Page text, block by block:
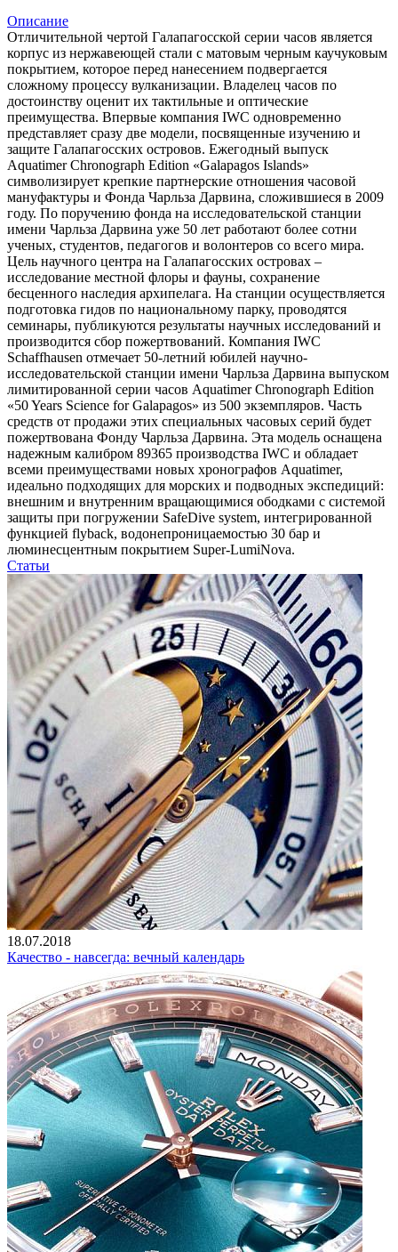
Описание
Отличительной чертой Галапагосской серии часов является
корпус из нержавеющей стали с матовым черным каучуковым
покрытием, которое перед нанесением подвергается
сложному процессу вулканизации. Владелец часов по
достоинству оценит их тактильные и оптические
преимущества. Впервые компания IWC одновременно
представляет сразу две модели, посвященные изучению и
защите Галапагосских островов. Ежегодный выпуск
Aquatimer Chronograph Edition «Galapagos Islands»
символизирует крепкие партнерские отношения часовой
мануфактуры и Фонда Чарльза Дарвина, сложившиеся в 2009
году. По поручению фонда на исследовательской станции
имени Чарльза Дарвина уже 50 лет работают более сотни
ученых, студентов, педагогов и волонтеров со всего мира.
Цель научного центра на Галапагосских островах –
исследование местной флоры и фауны, сохранение
бесценного наследия архипелага. На станции осуществляется
подготовка гидов по национальному парку, проводятся
семинары, публикуются результаты научных исследований и
производится сбор пожертвований. Компания IWC
Schaffhausen отмечает 50-летний юбилей научно-
исследовательской станции имени Чарльза Дарвина выпуском
лимитированной серии часов Aquatimer Chronograph Edition
«50 Years Science for Galapagos» из 500 экземпляров. Часть
средств от продажи этих специальных часовых серий будет
пожертвована Фонду Чарльза Дарвина. Эта модель оснащена
надежным калибром 89365 производства IWC и обладает
всеми преимуществами новых хронографов Aquatimer,
идеально подходящих для морских и подводных экспедиций:
внешним и внутренним вращающимися ободками с системой
защиты при погружении SafeDive system, интегрированной
функцией flyback, водонепроницаемостью 30 бар и
люминесцентным покрытием Super-LumiNova.
Статьи
18.07.2018
Качество - навсегда: вечный календарь